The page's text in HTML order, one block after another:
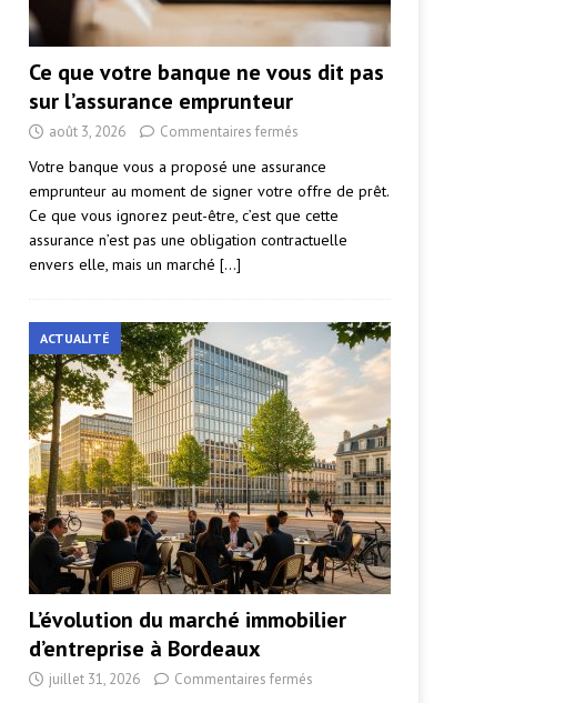
Ce que votre banque ne vous dit pas
sur l’assurance emprunteur
août 3, 2026 Commentaires fermés
Votre banque vous a proposé une assurance
emprunteur au moment de signer votre offre de prêt.
Ce que vous ignorez peut-être, c’est que cette
assurance n’est pas une obligation contractuelle
envers elle, mais un marché […]
ACTUALITÉ
L’évolution du marché immobilier
d’entreprise à Bordeaux
juillet 31, 2026 Commentaires fermés